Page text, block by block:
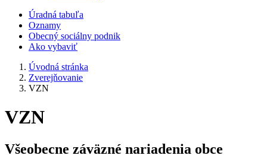
Úradná tabuľa
Oznamy
Obecný sociálny podnik
Ako vybaviť
Úvodná stránka
Zverejňovanie
VZN
VZN
Všeobecne záväzné nariadenia obce